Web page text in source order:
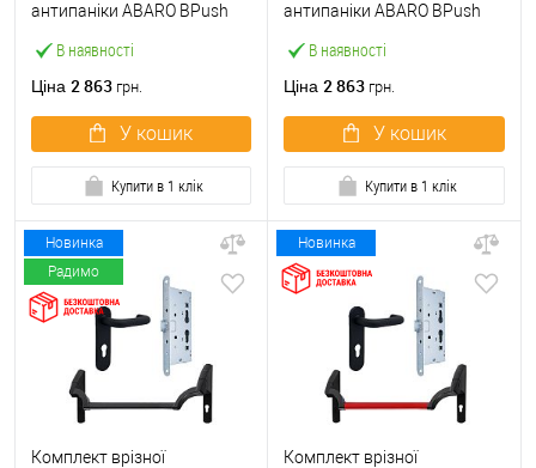
В наявності
антипаніки ABARO BPush
чорний із замком та ручкою
Ціна 2 863 грн.
У кошик
Купити в 1 клік
В наявності
антипаніки ABARO BPush
червоний із замком та
Ціна 2 863 грн.
У кошик
Купити в 1 клік
Новинка
Радимо
Комплект врізної
Новинка
Комплект врізної